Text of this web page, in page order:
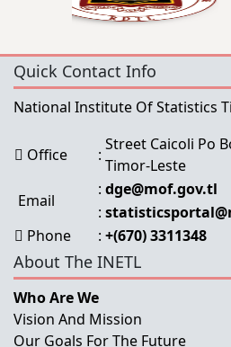
Quick Contact Info
National Institute Of Statistics
Office :
Street Caicoli Po
Timor-Leste
Email
: dge@mof.gov.tl
:
Phone
: +(670) 3311348
About The INETL
Who Are We
Vision And Mission
Our Goals For The Future